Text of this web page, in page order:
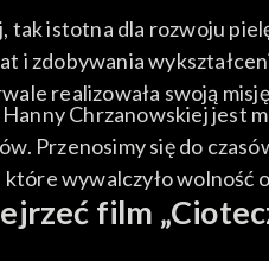
tak istotna dla rozwoju
i zdobywania
realizowała swoją
Chrzanowskiej jest
Przenosimy się do
wywalczyło
film